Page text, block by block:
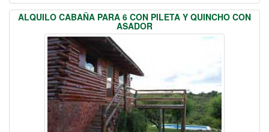
ALQUILO CABAÑA PARA 6 CON PILETA Y QUINCHO CON
ASADOR